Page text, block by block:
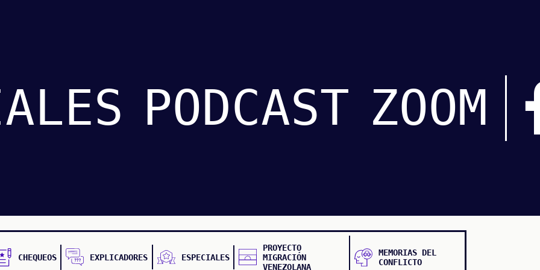
PODCAST ZOOM
CHEQUEOS EXPLICADORES ESPECIALES
PROYECTO
MIGRACIÓN
VENEZOLANA
MEMORIAS DEL
CONFLICTO